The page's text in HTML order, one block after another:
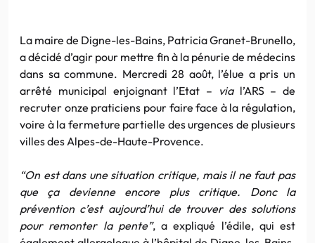
La maire de Digne-les-Bains, Patricia Granet-Brunello,
a décidé d’agir pour mettre fin à la pénurie de médecins
dans sa commune. Mercredi 28 août, l’élue a pris un
arrêté municipal enjoignant l’Etat – vial’ARS – de
recruter onze praticiens pour faire face à la régulation,
voire à la fermeture partielle des urgences de plusieurs
villes des Alpes-de-Haute-Provence.
“On est dans une situation critique, mais il ne faut pas
que ça devienne encore plus critique. Donc la
prévention c’est aujourd’hui de trouver des solutions
pour remonter la pente”, a expliqué l’édile, qui est